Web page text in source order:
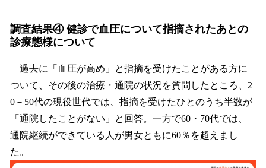
調査結果④ 健診で血圧について指摘されたあとの
診療態様について
過去に「血圧が高め」と指摘を受けたことがある方に
ついて、その後の治療・通院の状況を質問したところ、2
0－50代の現役世代では、指摘を受けたひとのうち半数が
「通院したことがない」と回答。一方で60・70代では、
通院継続ができている人が男女ともに60％を超えまし
た。